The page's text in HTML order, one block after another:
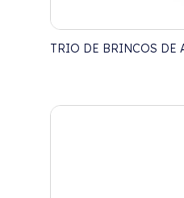
TRIO DE BRINCOS DE